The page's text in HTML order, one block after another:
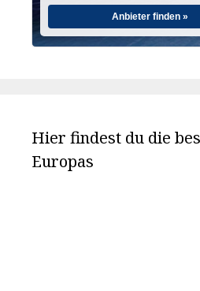
Anbieter finden »
Hier findest du die
Europas